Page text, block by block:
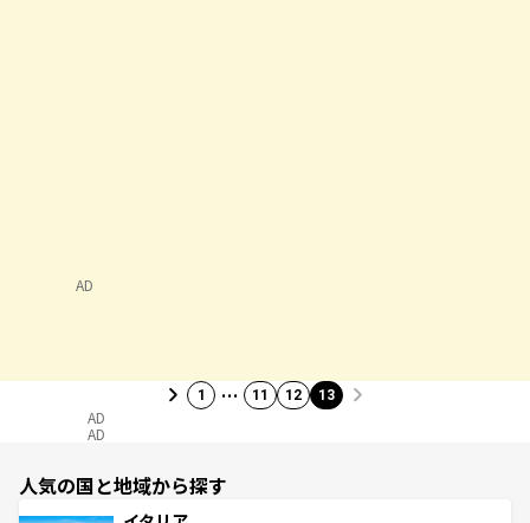
AD
1 … 11 12 13
AD
AD
人気の国と地域から探す